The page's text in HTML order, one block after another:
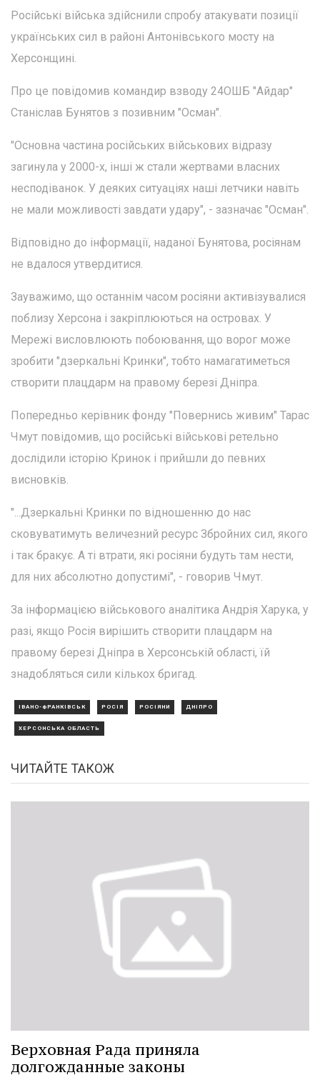
Російські війська здійснили спробу атакувати позиції
українських сил в районі Антонівського мосту на
Херсонщині.
Про це повідомив командир взводу 24ОШБ "Айдар"
Станіслав Бунятов з позивним "Осман".
"Основна частина російських військових відразу
загинула у 2000-х, інші ж стали жертвами власних
несподіванок. У деяких ситуаціях наші летчики навіть
не мали можливості завдати удару", - зазначає "Осман".
Відповідно до інформації, наданої Бунятова, росіянам
не вдалося утвердитися.
Зауважимо, що останнім часом росіяни активізувалися
поблизу Херсона і закріплюються на островах. У
Мережі висловлюють побоювання, що ворог може
зробити "дзеркальні Кринки", тобто намагатиметься
створити плацдарм на правому березі Дніпра.
Попередньо керівник фонду "Повернись живим" Тарас
Чмут повідомив, що російські військові ретельно
дослідили історію Кринок і прийшли до певних
висновків.
"...Дзеркальні Кринки по відношенню до нас
сковуватимуть величезний ресурс Збройних сил, якого
і так бракує. А ті втрати, які росіяни будуть там нести,
для них абсолютно допустимі", - говорив Чмут.
За інформацією військового аналітика Андрія Харука, у
разі, якщо Росія вирішить створити плацдарм на
правому березі Дніпра в Херсонській області, їй
знадобляться сили кількох бригад.
ІВАНО-ФРАНКІВСЬК РОСІЯ РОСІЯНИ ДНІПРО
ХЕРСОНСЬКА ОБЛАСТЬ
ЧИТАЙТЕ ТАКОЖ
Верховная Рада приняла
долгожданные законы